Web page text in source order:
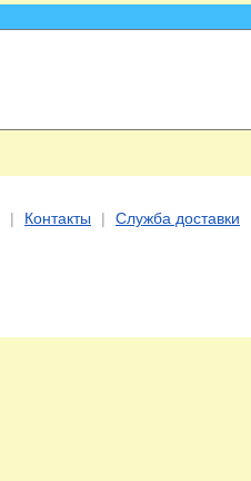
Контакты Служба доставки